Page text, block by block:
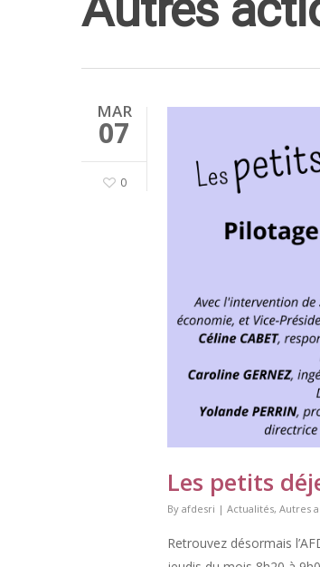
MAR
07
0
Les petits
By afdesri | Actualités, Autres
Retrouvez désormais